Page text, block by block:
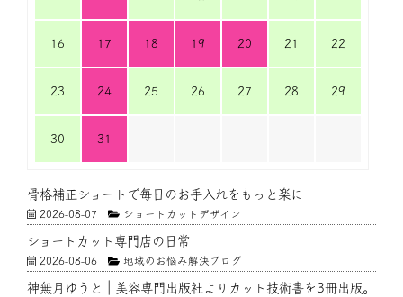
16 17 18 19 20 21 22
23 24 25 26 27 28 29
30 31
骨格補正ショートで毎日のお手入れをもっと楽に
2026-08-07 ショートカットデザイン
ショートカット専門店の日常
2026-08-06 地域のお悩み解決ブログ
神無月ゆうと｜美容専門出版社よりカット技術書を3冊出版。